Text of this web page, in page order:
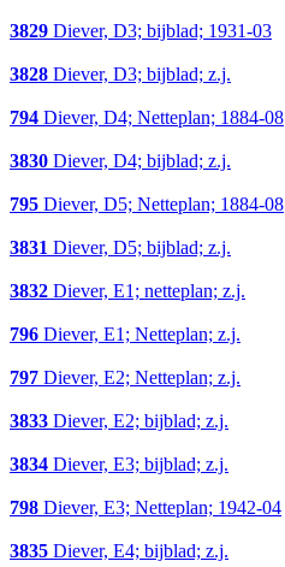
3829 Diever, D3; bijblad; 1931-03
3828 Diever, D3; bijblad; z.j.
794 Diever, D4; Netteplan; 1884-08
3830 Diever, D4; bijblad; z.j.
795 Diever, D5; Netteplan; 1884-08
3831 Diever, D5; bijblad; z.j.
3832 Diever, E1; netteplan; z.j.
796 Diever, E1; Netteplan; z.j.
797 Diever, E2; Netteplan; z.j.
3833 Diever, E2; bijblad; z.j.
3834 Diever, E3; bijblad; z.j.
798 Diever, E3; Netteplan; 1942-04
3835 Diever, E4; bijblad; z.j.